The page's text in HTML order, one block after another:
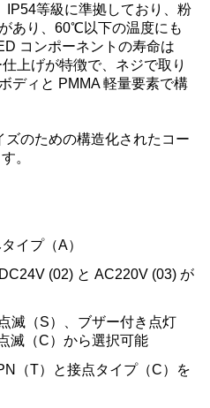
IP54等級に準拠しており、粉
あり、60℃以下の温度にも
コンポーネントの寿命は
上げが特徴で、ネジで取り
ディと PMMA 軽量要素で構
のための構造化されたコー
。
イプ（A）
(02) と AC220V (03) が
滅（S）、ブザー付き点灯
滅（C）から選択可能
（T）と接点タイプ（C）を